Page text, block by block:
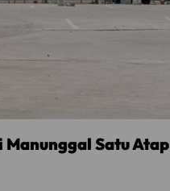
Satu Atap